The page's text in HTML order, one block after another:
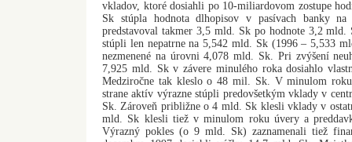
vkladov, ktoré dosiahli po 10-miliardovom zostupe
Sk stúpla hodnota dlhopisov v pasívach banky
predstavoval takmer 3,5 mld. Sk po hodnote 3,2
stúpli len nepatrne na 5,542 mld. Sk (1996 – 5,533
nezmenené na úrovni 4,078 mld. Sk. Pri zvýšení
7,925 mld. Sk v závere minulého roka dosiahlo
Medziročne tak kleslo o 48 mil. Sk. V minulom
strane aktív výrazne stúpli predovšetkým vklady v
Sk. Zároveň približne o 4 mld. Sk klesli vklady v
mld. Sk klesli tiež v minulom roku úvery a
Výrazný pokles (o 9 mld. Sk) zaznamenali tiež